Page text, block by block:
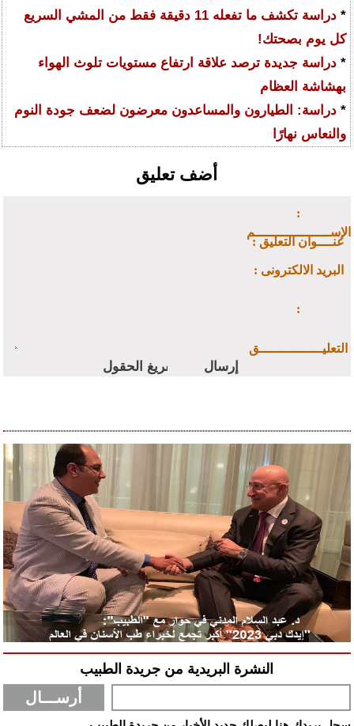
النشرة البريدية من جريدة الطبيب
*
دراسة تكشف ما تفعله 11 دقيقة فقط من المشي السريع
كل يوم بصحتك!
* دراسة جديدة ترصد علاقة ارتفاع مستويات تلوث الهواء
بهشاشة العظام
* دراسة: الطيارون والمساعدون معرضون لضعف جودة النوم
والنعاس نهارًا
أضف تعليق
:
الإســـــــــــــــــــم
: عنــــوان التعليق
: البريد الالكترونى
:
التعليــــــــــــــــق